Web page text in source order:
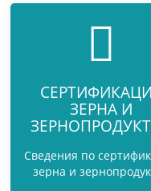
ЗЕРНА И
Сведения по
зерна и